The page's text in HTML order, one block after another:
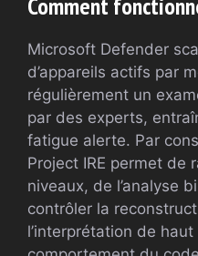
Microsoft Defender
d’appareils actifs par
régulièrement un
par des experts,
fatigue alerte. Par
Project IRE permet de
niveaux, de l’analyse
contrôler la
l’interprétation de